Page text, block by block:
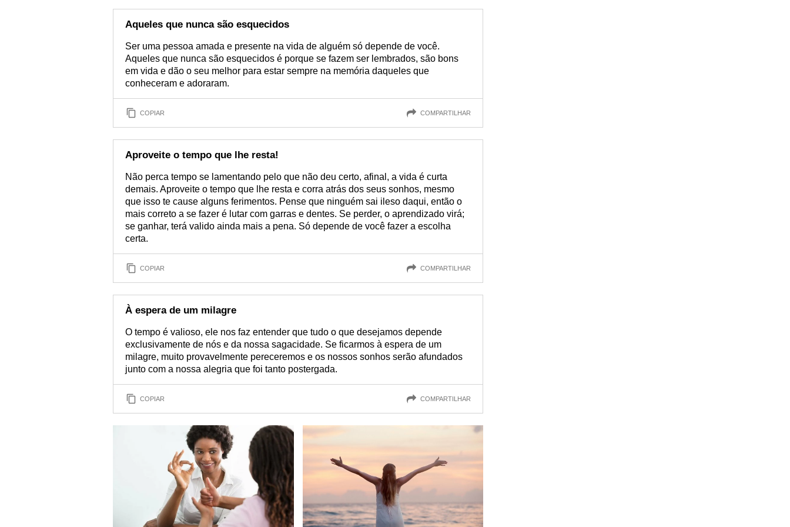
Aqueles que nunca são esquecidos
Ser uma pessoa amada e presente na vida de alguém só depende de você.
Aqueles que nunca são esquecidos é porque se fazem ser lembrados, são bons
em vida e dão o seu melhor para estar sempre na memória daqueles que
conheceram e adoraram.
COPIAR COMPARTILHAR
Aproveite o tempo que lhe resta!
Não perca tempo se lamentando pelo que não deu certo, afinal, a vida é curta
demais. Aproveite o tempo que lhe resta e corra atrás dos seus sonhos, mesmo
que isso te cause alguns ferimentos. Pense que ninguém sai ileso daqui, então o
mais correto a se fazer é lutar com garras e dentes. Se perder, o aprendizado virá;
se ganhar, terá valido ainda mais a pena. Só depende de você fazer a escolha
certa.
COPIAR COMPARTILHAR
À espera de um milagre
O tempo é valioso, ele nos faz entender que tudo o que desejamos depende
exclusivamente de nós e da nossa sagacidade. Se ficarmos à espera de um
milagre, muito provavelmente pereceremos e os nossos sonhos serão afundados
junto com a nossa alegria que foi tanto postergada.
COPIAR COMPARTILHAR